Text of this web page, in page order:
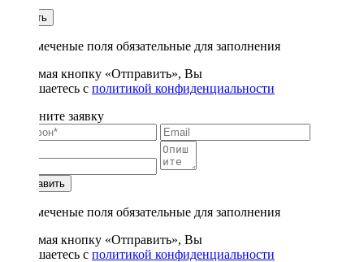
Купить
* - отмеченые поля обязательные для заполнения
Нажимая кнопку «Отправить», Вы
соглашаетесь с политикой конфиденциальности
Заполните заявку
Отправить
* - отмеченые поля обязательные для заполнения
Нажимая кнопку «Отправить», Вы
соглашаетесь с политикой конфиденциальности